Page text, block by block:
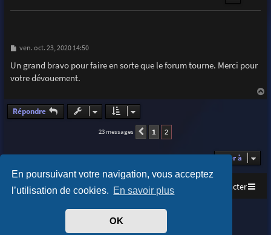
En poursuivant votre navigation, vous acceptez
l’utilisation de cookies. En savoir plus
OK
M
s
s
a
ven. oct. 23, 2020 14:50
Un grand bravo pour faire en sorte que le forum tourne. Merci pour
votre dévouement.
a
Répondre
23 messages Précédente
1 2
Aller à
Accueil Index du forum Nous contacter
Purplexion style byIan Bradley
phpBB® Forum Software © phpBB Limited
phpBB-fr.com